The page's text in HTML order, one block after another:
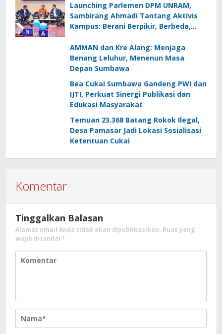
Launching Parlemen DPM UNRAM,
Sambirang Ahmadi Tantang Aktivis
Kampus: Berani Berpikir, Berbeda,
AMMAN dan Kre Alang: Menjaga
Benang Leluhur, Menenun Masa
Depan Sumbawa
Bea Cukai Sumbawa Gandeng PWI dan
IJTI, Perkuat Sinergi Publikasi dan
Edukasi Masyarakat
Temuan 23.368 Batang Rokok Ilegal,
Desa Pamasar Jadi Lokasi Sosialisasi
Ketentuan Cukai
Komentar
Tinggalkan Balasan
Alamat email Anda tidak akan dipublikasikan. Ruas yang
wajib ditandai *